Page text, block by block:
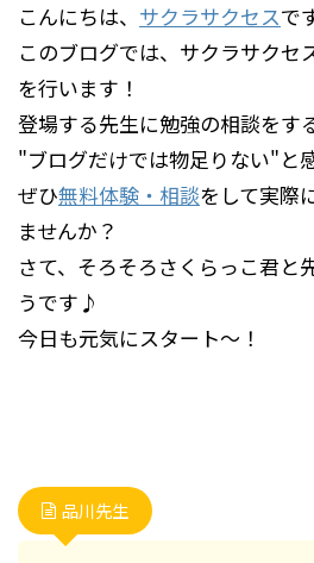
こんにちは、 サクラサクセスで
このブログでは、サクラサクセ
を行います！
登場する先生に勉強の相談をす
"ブログだけでは物足りない"と
ぜひ無料体験・相談をして実際
ませんか？
さて、そろそろさくらっこ君と
うです♪
今日も元気にスタート～！
品川先生